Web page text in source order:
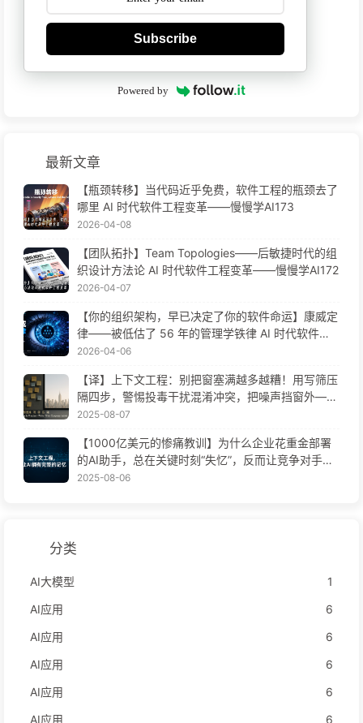
Subscribe
Powered by
最新文章
【瓶颈转移】当代码近乎免费，软件工程的瓶颈去了
哪里 AI 时代软件工程变革——慢慢学AI173
2026-04-08
【团队拓扑】Team Topologies——后敏捷时代的组
织设计方法论 AI 时代软件工程变革——慢慢学AI172
2026-04-07
【你的组织架构，早已决定了你的软件命运】康威定
律——被低估了 56 年的管理学铁律 AI 时代软件工
程变革——慢慢学AI171
2026-04-06
【译】上下文工程：别把窗塞满越多越糟！用写筛压
隔四步，警惕投毒干扰混淆冲突，把噪声挡窗外——
慢慢学AI170
2025-08-07
【1000亿美元的惨痛教训】为什么企业花重金部署
的AI助手，总在关键时刻“失忆”，反而让竞争对手实
现90%性能提升？——慢慢学AI169
2025-08-06
分类
AI大模型
1
AI应用
6
AI应用
6
AI应用
6
AI应用
6
AI应用
6